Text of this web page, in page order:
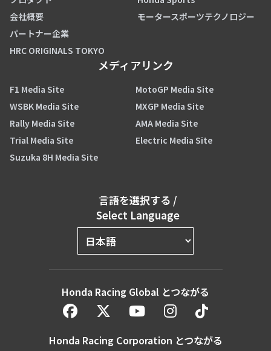
会社概要
パートナー企業
HRC ORIGINALS TOKYO
モータースポーツテクノロジー
メディアリンク
F1 Media Site
MotoGP Media Site
WSBK Media Site
MXGP Media Site
Rally Media Site
AMA Media Site
Trial Media Site
Electric Media Site
Suzuka 8H Media Site
言語を選択する /
Select Language
Honda Racing Global とつながる
Honda Racing Corporation とつながる